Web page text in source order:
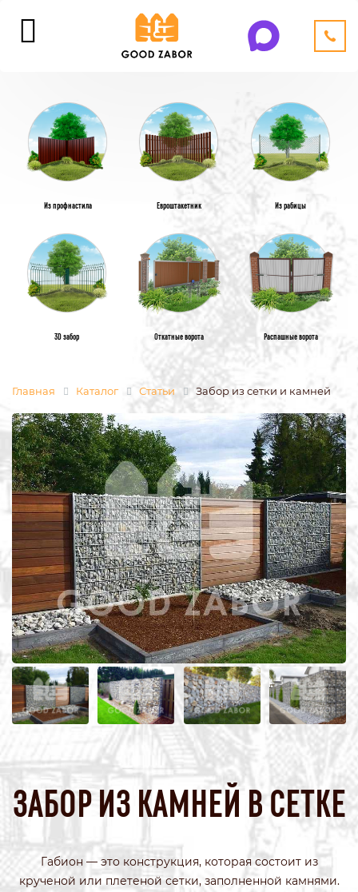
Из профнастила Евроштакетник Из рабицы
3D забор Откатные ворота Распашные ворота
Главная Каталог Статьи Забор из сетки и камней
ЗАБОР ИЗ КАМНЕЙ В СЕТКЕ
Габион — это конструкция, которая состоит из
крученой или плетеной сетки, заполненной камнями.